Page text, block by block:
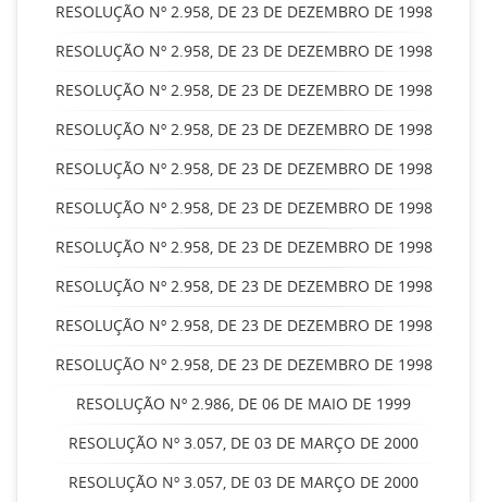
RESOLUÇÃO Nº 2.958, DE 23 DE DEZEMBRO DE 1998
RESOLUÇÃO Nº 2.958, DE 23 DE DEZEMBRO DE 1998
RESOLUÇÃO Nº 2.958, DE 23 DE DEZEMBRO DE 1998
RESOLUÇÃO Nº 2.958, DE 23 DE DEZEMBRO DE 1998
RESOLUÇÃO Nº 2.958, DE 23 DE DEZEMBRO DE 1998
RESOLUÇÃO Nº 2.958, DE 23 DE DEZEMBRO DE 1998
RESOLUÇÃO Nº 2.958, DE 23 DE DEZEMBRO DE 1998
RESOLUÇÃO Nº 2.958, DE 23 DE DEZEMBRO DE 1998
RESOLUÇÃO Nº 2.958, DE 23 DE DEZEMBRO DE 1998
RESOLUÇÃO Nº 2.958, DE 23 DE DEZEMBRO DE 1998
RESOLUÇÃO Nº 2.986, DE 06 DE MAIO DE 1999
RESOLUÇÃO Nº 3.057, DE 03 DE MARÇO DE 2000
RESOLUÇÃO Nº 3.057, DE 03 DE MARÇO DE 2000